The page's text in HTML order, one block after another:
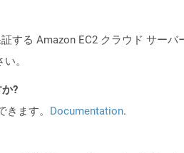
する Amazon EC2 クラウド サー
。
?
ます。 Documentation.